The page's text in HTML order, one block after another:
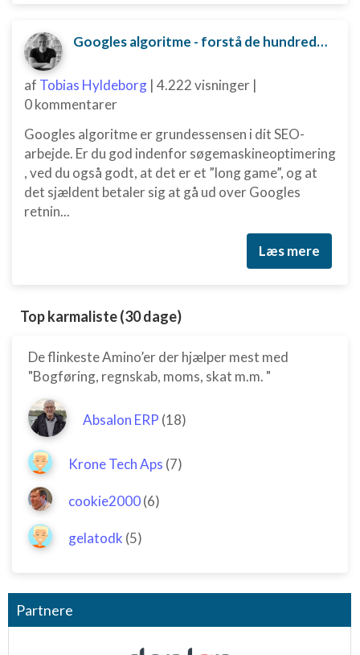
Googles algoritme - forstå de hundredvis af parametre bag
af Tobias Hyldeborg | 4.222 visninger |
0 kommentarer
Googles algoritme er grundessensen i dit SEO-
arbejde. Er du god indenfor søgemaskineoptimering
, ved du også godt, at det er et ”long game”, og at
det sjældent betaler sig at gå ud over Googles
retnin...
Læs mere
Top karmaliste (30 dage)
De flinkeste Amino’er der hjælper mest med
"Bogføring, regnskab, moms, skat m.m. "
Absalon ERP (18)
Krone Tech Aps (7)
cookie2000(6)
gelatodk (5)
Partnere